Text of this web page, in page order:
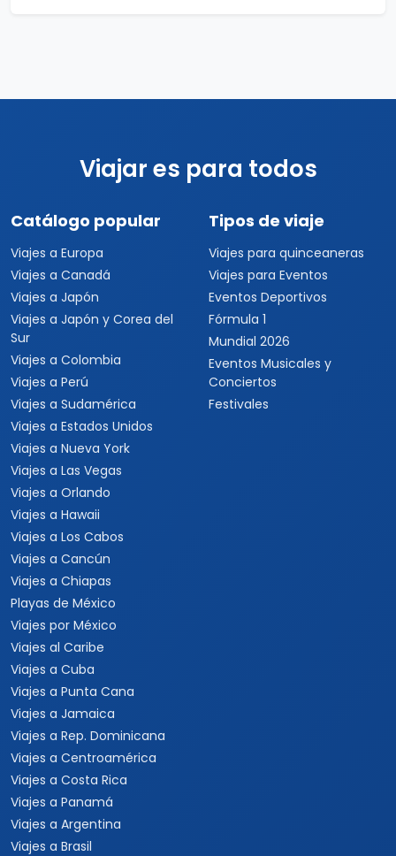
Viajar es para todos
Catálogo popular
Viajes a Europa
Viajes a Canadá
Viajes a Japón
Viajes a Japón y Corea del
Sur
Viajes a Colombia
Viajes a Perú
Viajes a Sudamérica
Viajes a Estados Unidos
Viajes a Nueva York
Viajes a Las Vegas
Viajes a Orlando
Viajes a Hawaii
Viajes a Los Cabos
Viajes a Cancún
Viajes a Chiapas
Playas de México
Viajes por México
Viajes al Caribe
Viajes a Cuba
Viajes a Punta Cana
Viajes a Jamaica
Viajes a Rep. Dominicana
Viajes a Centroamérica
Viajes a Costa Rica
Viajes a Panamá
Viajes a Argentina
Viajes a Brasil
Tipos de viaje
Viajes para quinceaneras
Viajes para Eventos
Eventos Deportivos
Fórmula 1
Mundial 2026
Eventos Musicales y
Conciertos
Festivales